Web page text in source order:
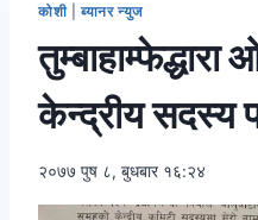
कोशी| ब्यानर न्युज
केन्द्रीय सदस्य
२०७७ पुष ८, बुधबार १६:२४